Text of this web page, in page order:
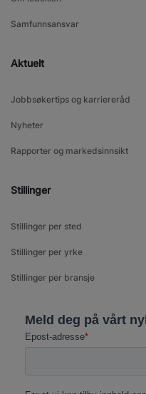
Samfunnsansvar
Aktuelt
Jobbsøkertips og karriereråd
Nyheter
Rapporter og markedsinnsikt
Stillinger
Stillinger per sted
Stillinger per yrke
Stillinger per bransje